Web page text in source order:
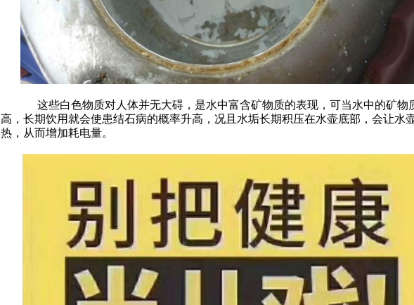
这些白色物质对人体并无大碍，是水中富含矿物质的表现，可当水中的矿物
高，长期饮用就会使患结石病的概率升高，况且水垢长期积压在水壶底部，会让水
热，从而增加耗电量。